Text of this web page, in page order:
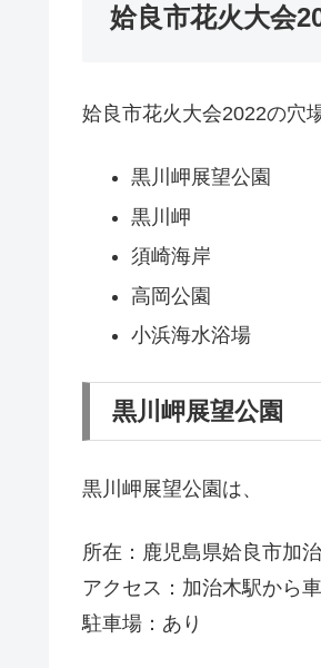
姶良市花火大会
姶良市花火大会2022の穴
黒川岬展望公園
黒川岬
須崎海岸
高岡公園
小浜海水浴場
黒川岬展望公園
黒川岬展望公園は、
所在：鹿児島県姶良市加
アクセス：加治木駅から
駐車場：あり